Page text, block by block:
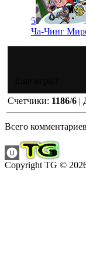
5
Ча-Чинг
Счетчики: 1186/6 |
Всего комментариев
Copyright TG ©